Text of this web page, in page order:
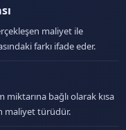
maliyet ile
farkı ifade eder.
bağlı olarak kısa
maliyet türüdür.